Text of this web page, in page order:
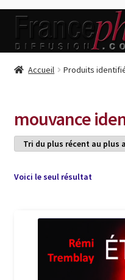
Aller
la
Aller
contenu
Accueil
Conditions de Vente
Connection
Listes d’Envies
Livres de Peter Randa
Livres de Philippe Randa
Accueil Produits
mouvance
Voici le seul résultat